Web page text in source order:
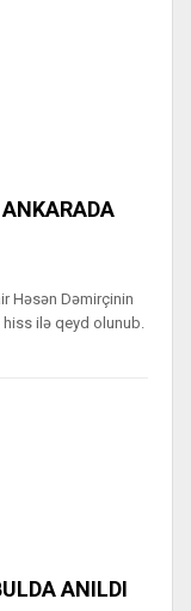
Həsən Dəmirçinin
ilə qeyd olunub.
ANILDI